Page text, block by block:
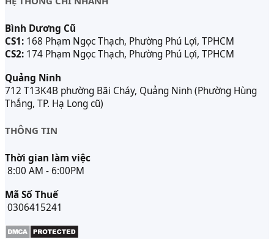
Bình Dương Cũ
CS1: 168 Phạm Ngọc Thạch, Phường Phú Lợi, TPHCM
CS2: 174 Phạm Ngọc Thạch, Phường Phú Lợi, TPHCM
Quảng Ninh
712 T13K4B phường Bãi Cháy, Quảng Ninh (Phường Hùng
Thắng, TP. Hạ Long cũ)
THÔNG TIN
Thời gian làm việc
8:00 AM - 6:00PM
Mã Số Thuế
0306415241